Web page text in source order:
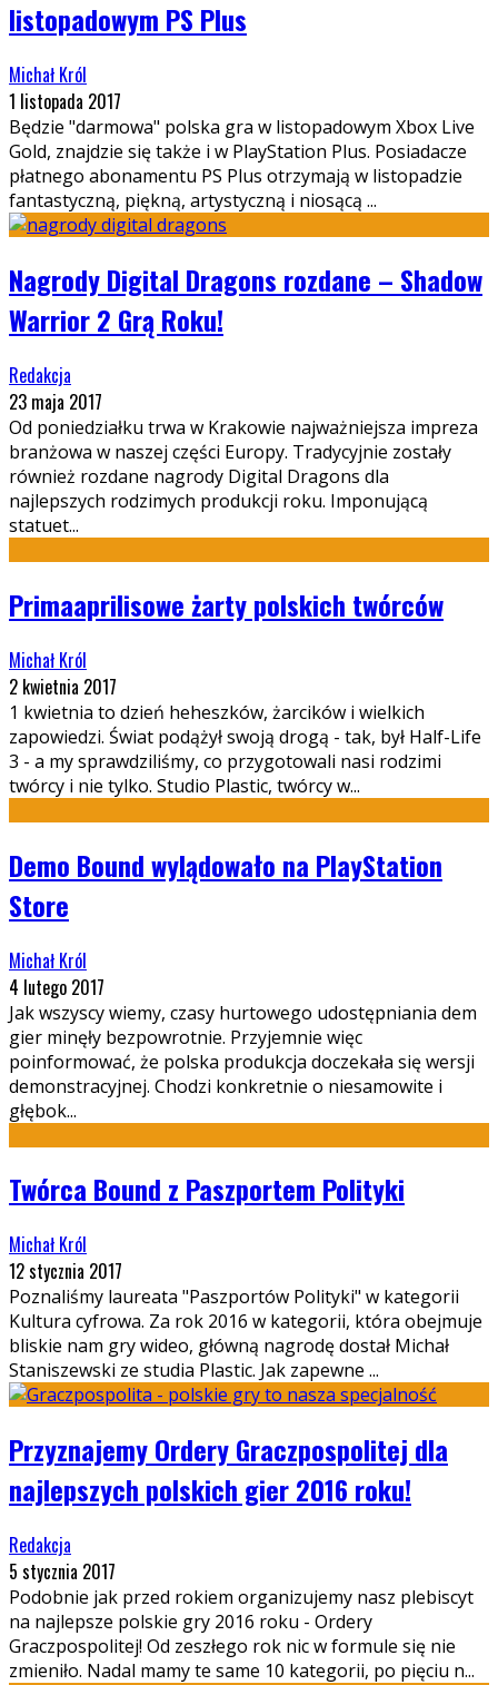
listopadowym PS Plus
Michał Król
1 listopada 2017
Będzie "darmowa" polska gra w listopadowym Xbox Live
Gold, znajdzie się także i w PlayStation Plus. Posiadacze
płatnego abonamentu PS Plus otrzymają w listopadzie
fantastyczną, piękną, artystyczną i niosącą ...
Nagrody Digital Dragons rozdane – Shadow
Warrior 2 Grą Roku!
Redakcja
23 maja 2017
Od poniedziałku trwa w Krakowie najważniejsza impreza
branżowa w naszej części Europy. Tradycyjnie zostały
również rozdane nagrody Digital Dragons dla
najlepszych rodzimych produkcji roku. Imponującą
statuet...
Primaaprilisowe żarty polskich twórców
Michał Król
2 kwietnia 2017
1 kwietnia to dzień heheszków, żarcików i wielkich
zapowiedzi. Świat podążył swoją drogą - tak, był Half-Life
3 - a my sprawdziliśmy, co przygotowali nasi rodzimi
twórcy i nie tylko. Studio Plastic, twórcy w...
Demo Bound wylądowało na PlayStation
Store
Michał Król
4 lutego 2017
Jak wszyscy wiemy, czasy hurtowego udostępniania dem
gier minęły bezpowrotnie. Przyjemnie więc
poinformować, że polska produkcja doczekała się wersji
demonstracyjnej. Chodzi konkretnie o niesamowite i
głębok...
Twórca Bound z Paszportem Polityki
Michał Król
12 stycznia 2017
Poznaliśmy laureata "Paszportów Polityki" w kategorii
Kultura cyfrowa. Za rok 2016 w kategorii, która obejmuje
bliskie nam gry wideo, główną nagrodę dostał Michał
Staniszewski ze studia Plastic. Jak zapewne ...
Przyznajemy Ordery Graczpospolitej dla
najlepszych polskich gier 2016 roku!
Redakcja
5 stycznia 2017
Podobnie jak przed rokiem organizujemy nasz plebiscyt
na najlepsze polskie gry 2016 roku - Ordery
Graczpospolitej! Od zeszłego rok nic w formule się nie
zmieniło. Nadal mamy te same 10 kategorii, po pięciu n...